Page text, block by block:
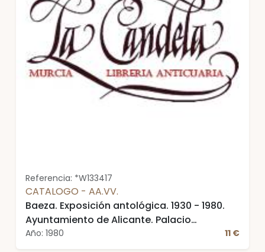
Referencia: *W133417
CATALOGO - AA.VV.
Baeza. Exposición antológica. 1930 - 1980.
Ayuntamiento de Alicante. Palacio
Municipal. Septiembre - octubre, 1980
Año: 1980 11 €